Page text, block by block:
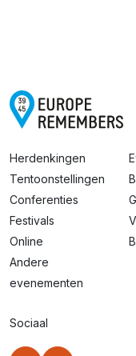
Herdenkingen
Tentoonstellingen
Conferenties
Festivals
Online
Andere
evenementen
Sociaal